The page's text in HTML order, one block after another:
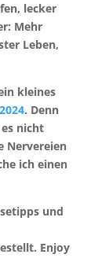
lecker
Mehr
Leben,
kleines
. Denn
nicht
Nervereien
ich einen
und
Enjoy